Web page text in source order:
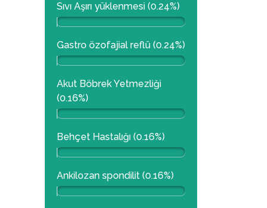
Sıvı Aşırı yüklenmesi (0.24%)
Gastro özofajial reflü (0.24%)
Akut Böbrek Yetmezliği
(0.16%)
Behçet Hastalığı (0.16%)
Ankilozan spondilit (0.16%)